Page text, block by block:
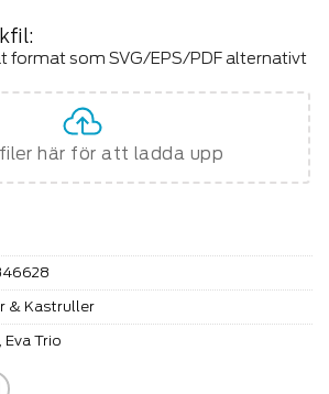
format som SVG/EPS/PDF alternativt
här för att ladda upp
& Kastruller
Eva Trio